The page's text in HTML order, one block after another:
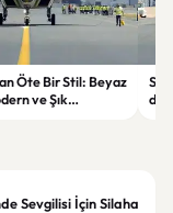
Öte Bir Stil: Beyaz
ve Şık
Sevgilisi İçin Silaha